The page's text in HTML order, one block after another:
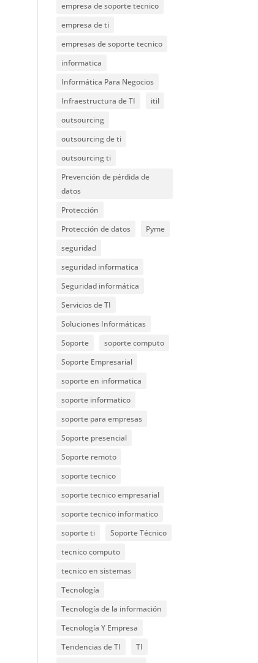
empresa de soporte tecnico
empresa de ti
empresas de soporte tecnico
informatica
Informática Para Negocios
Infraestructura de TI
itil
outsourcing
outsourcing de ti
outsourcing ti
Prevención de pérdida de
datos
Protección
Protección de datos
Pyme
seguridad
seguridad informatica
Seguridad informática
Servicios de TI
Soluciones Informáticas
Soporte
soporte computo
Soporte Empresarial
soporte en informatica
soporte informatico
soporte para empresas
Soporte presencial
Soporte remoto
soporte tecnico
soporte tecnico empresarial
soporte tecnico informatico
soporte ti
Soporte Técnico
tecnico computo
tecnico en sistemas
Tecnología
Tecnología de la información
Tecnología Y Empresa
Tendencias de TI
TI